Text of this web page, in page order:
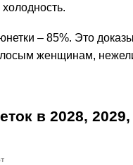
– 85%. Это
женщинам,
в 2028, 2029,